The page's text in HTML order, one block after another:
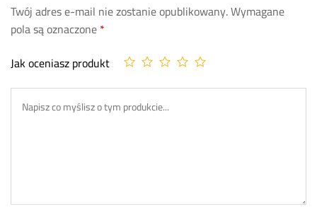
Twój adres e-mail nie zostanie opublikowany.Wymagane
pola są oznaczone*
Jak oceniasz produkt